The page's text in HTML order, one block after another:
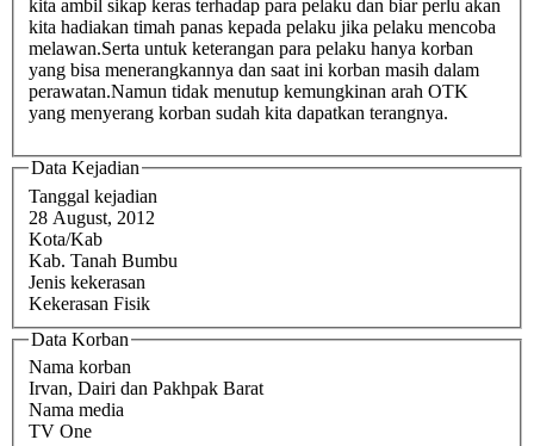
kita ambil sikap keras terhadap para pelaku dan biar perlu akan
kita hadiakan timah panas kepada pelaku jika pelaku mencoba
melawan.Serta untuk keterangan para pelaku hanya korban
yang bisa menerangkannya dan saat ini korban masih dalam
perawatan.Namun tidak menutup kemungkinan arah OTK
yang menyerang korban sudah kita dapatkan terangnya.
Data Kejadian
Tanggal kejadian
28 August, 2012
Kota/Kab
Kab. Tanah Bumbu
Jenis kekerasan
Kekerasan Fisik
Data Korban
Nama korban
Irvan, Dairi dan Pakhpak Barat
Nama media
TV One